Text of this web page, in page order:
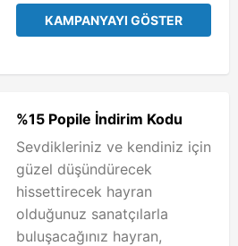
KAMPANYAYI GÖSTER
%15 Popile İndirim Kodu
Sevdikleriniz ve kendiniz için
güzel düşündürecek
hissettirecek hayran
olduğunuz sanatçılarla
buluşacağınız hayran,